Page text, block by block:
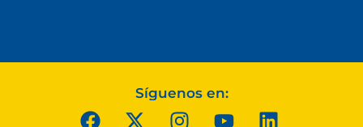
Síguenos en: